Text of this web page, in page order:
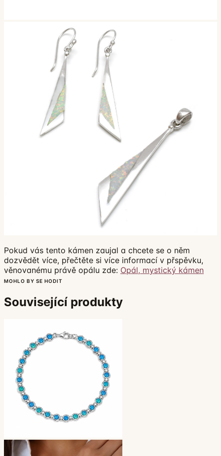
Pokud vás tento kámen zaujal a chcete se o něm
dozvědět více, přečtěte si více informací v přspěvku,
věnovanému právě opálu zde: Opál, mystický kámen
MOHLO BY SE HODIT
Související produkty